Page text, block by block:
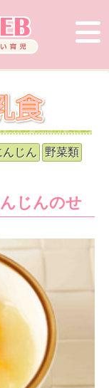
んじん 野菜類
じんのせ